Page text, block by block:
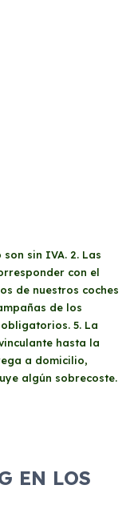
sin IVA. 2. Las
con el
de nuestros coches
de los
5. La
hasta la
a domicilio,
algún sobrecoste.
EN LOS